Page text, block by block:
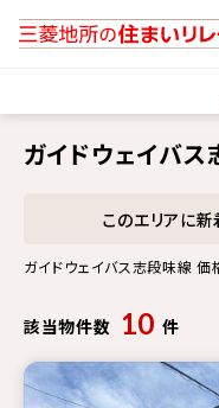
ガイドウェイバ
このエリアに
ガイドウェイバス志段味線 価格：- 間取り：- 築年：- 建物面積：- 土地面積：-
該当物件数 10 件